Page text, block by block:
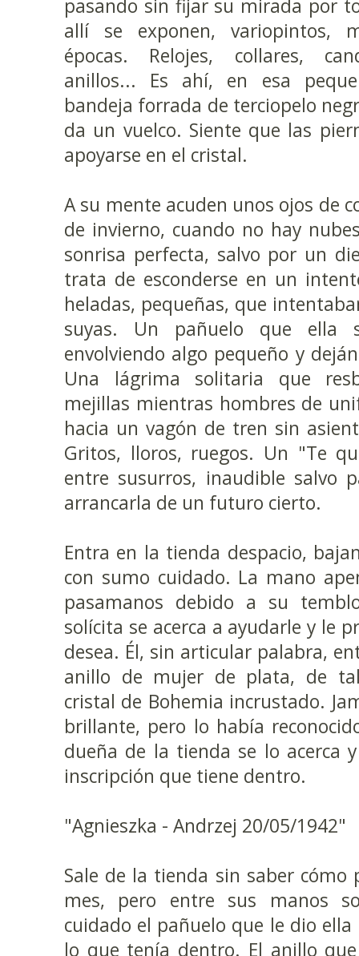
pasando sin fijar su mirada por
allí se exponen, variopintos,
épocas. Relojes, collares,
anillos... Es ahí, en esa
bandeja forrada de terciopelo
da un vuelco. Siente que las
apoyarse en el cristal.
A su mente acuden unos ojos de
de invierno, cuando no hay
sonrisa perfecta, salvo por un
trata de esconderse en un
heladas, pequeñas, que
suyas. Un pañuelo que ella
envolviendo algo pequeño y
Una lágrima solitaria que
mejillas mientras hombres de
hacia un vagón de tren sin
Gritos, lloros, ruegos. Un "Te
entre susurros, inaudible salvo
arrancarla de un futuro cierto.
Entra en la tienda despacio,
con sumo cuidado. La mano
pasamanos debido a su
solícita se acerca a ayudarle y le
desea. Él, sin articular palabra,
anillo de mujer de plata, de
cristal de Bohemia incrustado.
brillante, pero lo había
dueña de la tienda se lo acerca
inscripción que tiene dentro.
"Agnieszka - Andrzej 20/05/1942"
Sale de la tienda sin saber cómo
mes, pero entre sus manos
cuidado el pañuelo que le dio
lo que tenía dentro. El anillo